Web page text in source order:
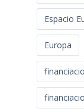
Espacio
Europa